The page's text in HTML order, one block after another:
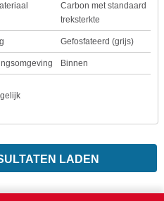
Carbon met standaard
treksterkte
Gefosfateerd (grijs)
Binnen
LADEN